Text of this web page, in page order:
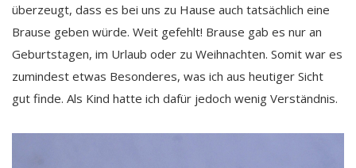
überzeugt, dass es bei uns zu Hause auch tatsächlich eine
Brause geben würde. Weit gefehlt! Brause gab es nur an
Geburtstagen, im Urlaub oder zu Weihnachten. Somit war es
zumindest etwas Besonderes, was ich aus heutiger Sicht
gut finde. Als Kind hatte ich dafür jedoch wenig Verständnis.